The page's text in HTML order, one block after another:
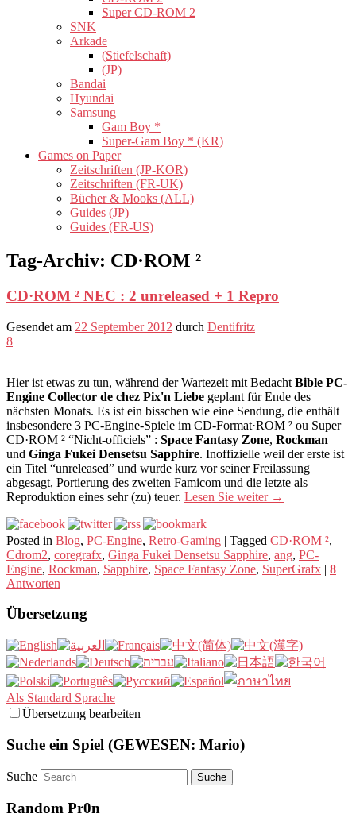
Super CD-ROM 2
SNK
Arkade
(Stiefelschaft)
(JP)
Bandai
Hyundai
Samsung
Gam Boy *
Super-Gam Boy * (KR)
Games on Paper
Zeitschriften (JP-KOR)
Zeitschriften (FR-UK)
Bücher & Mooks (ALL)
Guides (JP)
Guides (FR-US)
Tag-Archiv: CD·ROM ²
CD·ROM ² NEC : 2 unreleased + 1 Repro
Gesendet am 22 September 2012 durch Dentifritz
8
Hier ist etwas zu tun, während der Wartezeit mit Bedacht Bible PC-
Engine Collector de chez Pix'n Liebe geplant für Ende des
nächsten Monats. Es ist ein bisschen wie eine Sendung, die enthält
insbesondere 3 PC-Engine-Spiele im CD-Format·ROM ² ou Super
CD·ROM ² “Nicht-officiels” : Space Fantasy Zone, Rockman
und Ginga Fukei Densetsu Sapphire. Inoffizielle weil der erste ist
ein Titel “unreleased” und wurde kurz vor seiner Freilassung
abgesagt, Portierung des zweiten Famicom und die letzte als
Reproduktion eines sehr (zu) teuer. Lesen Sie weiter →
Posted in Blog, PC-Engine, Retro-Gaming | Tagged CD·ROM ²,
Cdrom2, coregrafx, Ginga Fukei Densetsu Sapphire, ang, PC-
Engine, Rockman, Sapphire, Space Fantasy Zone, SuperGrafx | 8
Antworten
Übersetzung
Als Standard Sprache
Übersetzung bearbeiten
Suche ein Spiel (GEWESEN: Mario)
Suche
Random Pr0n